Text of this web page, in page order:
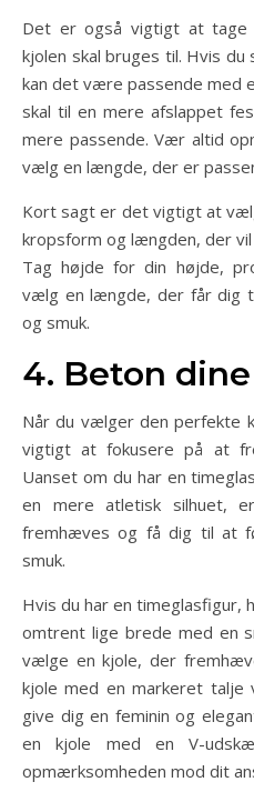
Det er også vigtigt at tage
kjolen skal bruges til. Hvis du
kan det være passende med
skal til en mere afslappet
mere passende. Vær altid
vælg en længde, der er
Kort sagt er det vigtigt at
kropsform og længden, der
Tag højde for din højde,
vælg en længde, der får dig
og smuk.
4. Beton
Når du vælger den perfekte
vigtigt at fokusere på at
Uanset om du har en
en mere atletisk silhuet,
fremhæves og få dig til at
smuk.
Hvis du har en timeglasfigur,
omtrent lige brede med en
vælge en kjole, der
kjole med en markeret
give dig en feminin og
en kjole med en V-
opmærksomheden mod dit